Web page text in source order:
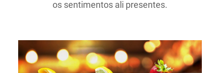
os sentimentos ali presentes.